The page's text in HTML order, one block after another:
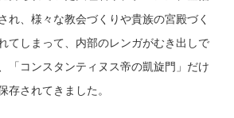
れ、様々な教会づくりや貴族の宮殿づく
てしまって、内部のレンガがむき出しで
「コンスタンティヌス帝の凱旋門」だけ
存されてきました。